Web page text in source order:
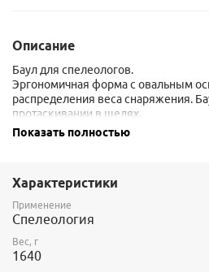
Описание
Баул для спелеологов.
Эргономичная форма с овальным
распределения веса снаряжения.
протаскивании в щелях.
Двойное дно с защитой шва
плечи.
Конструкцией предусмотрено
числе на дне, для протаскивания
грязи.
Показать полностью
Характеристики
Применение
Спелеология
Вес, г
1640